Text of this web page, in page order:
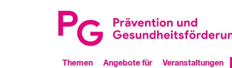
Themen Angebote für Veranstaltungen